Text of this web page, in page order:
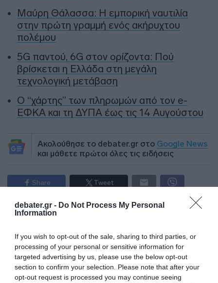
debater.gr - Do Not Process My Personal
Information
If you wish to opt-out of the sale, sharing to third parties, or
processing of your personal or sensitive information for
targeted advertising by us, please use the below opt-out
section to confirm your selection. Please note that after your
opt-out request is processed you may continue seeing
Μαύρη Θάλασσα: Η εμπορική ναυτιλία
στην πρώτη γραμμή ενός ακήρυχτου
πολέμου
5G παντού, 6G στον ορίζοντα: Πού
βρίσκεται η Ελλάδα στη μεγάλη
τεχνολογική μετάβαση
Ο “χάρτης” των πληρωμών από τον e-
ΕΦΚΑ και τη ΔΥΠΑ έως τις 14 Αυγούστου
Ακολούθησε το debater.gr στο Google News
και μάθετε πρώτοι όλες τις ειδήσεις
Share Tweet
sniper ΜΑΡΙΑ ΚΑΡΥΣΤΙΑΝΟΥ